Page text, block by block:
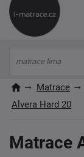
Matrace
Alvera Hard 20
Matrace